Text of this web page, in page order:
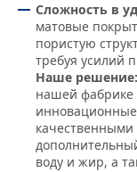
Сложность в
матовые
пористую
требуя усилий
Наше решение:
нашей фабрике
воду и жир, а